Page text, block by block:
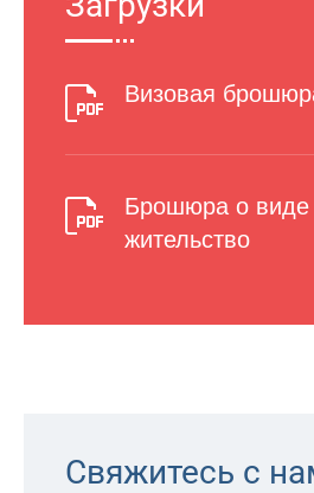
Визовая
Брошюра о виде
жительство
Свяжитесь с